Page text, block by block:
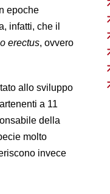
epoche
infatti, che il
erectus, ovvero
allo sviluppo
a 11
della
molto
invece